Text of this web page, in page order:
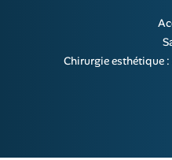
Chirurgie esthétique